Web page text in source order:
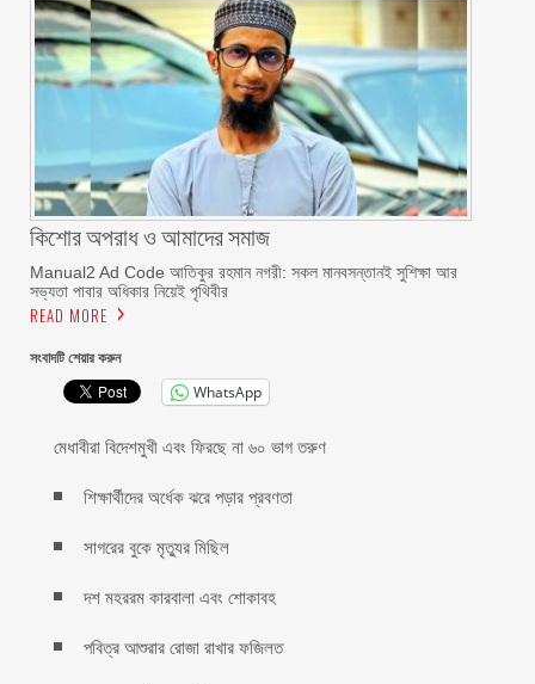
কিশোর অপরাধ ও আমাদের সমাজ
Manual2 Ad Code আতিকুর রহমান নগরী: সকল মানবসন্তানই সুশিক্ষা আর
সভ্যতা পাবার অধিকার নিয়েই পৃথিবীর
READ MORE
সংবাদটি শেয়ার করুন
WhatsApp
মেধাবীরা বিদেশমুখী এবং ফিরছে না ৬০ ভাগ তরুণ
শিক্ষার্থীদের অর্ধেক ঝরে পড়ার প্রবণতা
সাগরের বুকে মৃত্যুর মিছিল
দশ মহররম কারবালা এবং শোকাবহ
পবিত্র আশুরার রোজা রাখার ফজিলত